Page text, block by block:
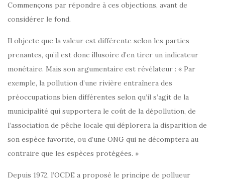
Commençons par répondre à ces objections, avant de
considérer le fond.
Il objecte que la valeur est différente selon les parties
prenantes, qu’il est donc illusoire d’en tirer un indicateur
monétaire. Mais son argumentaire est révélateur : « Par
exemple, la pollution d’une rivière entraînera des
préoccupations bien différentes selon qu’il s’agit de la
municipalité qui supportera le coût de la dépollution, de
l’association de pêche locale qui déplorera la disparition de
son espèce favorite, ou d’une ONG qui ne décomptera au
contraire que les espèces protégées. »
Depuis 1972, l’OCDE a proposé le principe de pollueur